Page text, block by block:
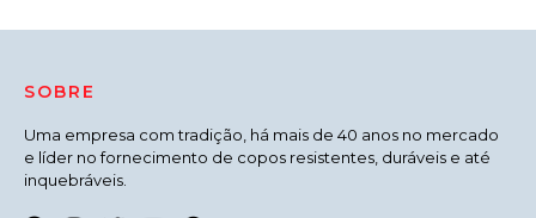
SOBRE
Uma empresa com tradição, há mais de 40 anos no mercado
e líder no fornecimento de copos resistentes, duráveis e até
inquebráveis.